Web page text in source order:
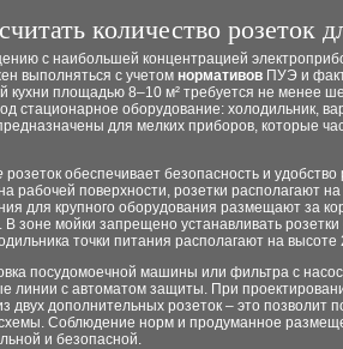
количество розеток
с наибольшей концентрацией
выполняться с учетом нормативов ПУЭ и
кухни площадью 8–10 м² требуется не менее
стационарное оборудование: холодильник,
для мелких приборов, которые
розеток обеспечивает безопасность и
рабочей поверхности, розетки располагают
для крупного оборудования размещают за
зоне мойки запрещено устанавливать
точки питания располагают на высоте
посудомоечной машины или фильтра с
линии с автоматом защиты. При
двух дополнительных розеток – это позволит
Соблюдение норм и продуманное
и безопасной.